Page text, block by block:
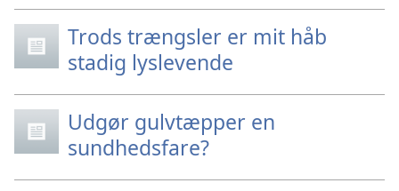
Trods trængsler er mit håb
stadig lyslevende
Udgør gulvtæpper en
sundhedsfare?